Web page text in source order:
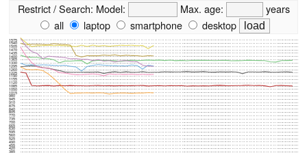
Restrict / Search: Model: Max. age:
years
all
laptop smartphone desktop
385
420
455
490
525
560
595
630
665
700
735
770
805
840
875
910
945
980
1015
1050
1085
1120
1155
1190
1225
1260
1295
1330
1365
1400
1435
1470
1505
1540
1575